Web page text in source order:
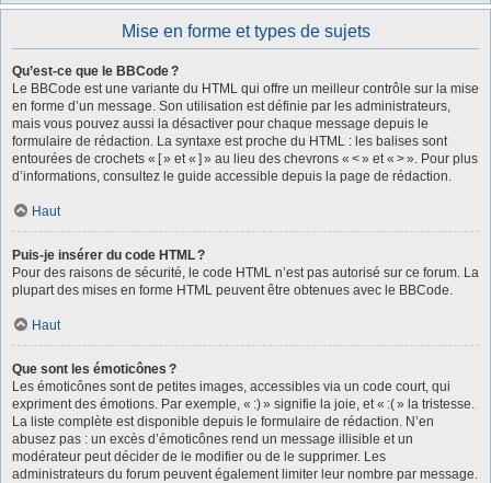
Mise en forme et types de sujets
Qu’est-ce que le BBCode ?
Le BBCode est une variante du HTML qui offre un meilleur contrôle sur la mise
en forme d’un message. Son utilisation est définie par les administrateurs,
mais vous pouvez aussi la désactiver pour chaque message depuis le
formulaire de rédaction. La syntaxe est proche du HTML : les balises sont
entourées de crochets « [ » et « ] » au lieu des chevrons « < » et « > ». Pour plus
d’informations, consultez le guide accessible depuis la page de rédaction.
Haut
Puis-je insérer du code HTML ?
Pour des raisons de sécurité, le code HTML n’est pas autorisé sur ce forum. La
plupart des mises en forme HTML peuvent être obtenues avec le BBCode.
Haut
Que sont les émoticônes ?
Les émoticônes sont de petites images, accessibles via un code court, qui
expriment des émotions. Par exemple, « :) » signifie la joie, et « :( » la tristesse.
La liste complète est disponible depuis le formulaire de rédaction. N’en
abusez pas : un excès d’émoticônes rend un message illisible et un
modérateur peut décider de le modifier ou de le supprimer. Les
administrateurs du forum peuvent également limiter leur nombre par message.